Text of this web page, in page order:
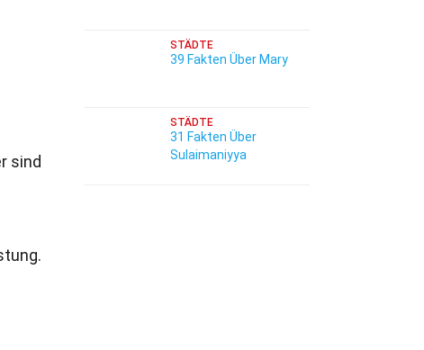
sind
STÄDTE
39 Fakten Über Mary
STÄDTE
31 Fakten Über
Sulaimaniyya